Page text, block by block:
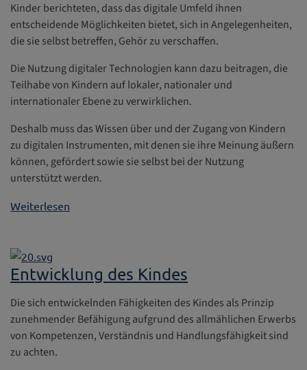
Kinder berichteten, dass das digitale Umfeld ihnen
entscheidende Möglichkeiten bietet, sich in Angelegenheiten,
die sie selbst betreffen, Gehör zu verschaffen.
Die Nutzung digitaler Technologien kann dazu beitragen, die
Teilhabe von Kindern auf lokaler, nationaler und
internationaler Ebene zu verwirklichen.
Deshalb muss das Wissen über und der Zugang von Kindern
zu digitalen Instrumenten, mit denen sie ihre Meinung äußern
können, gefördert sowie sie selbst bei der Nutzung
unterstützt werden.
Weiterlesen
Entwicklung des Kindes
Die sich entwickelnden Fähigkeiten des Kindes als Prinzip
zunehmender Befähigung aufgrund des allmählichen Erwerbs
von Kompetenzen, Verständnis und Handlungsfähigkeit sind
zu achten.